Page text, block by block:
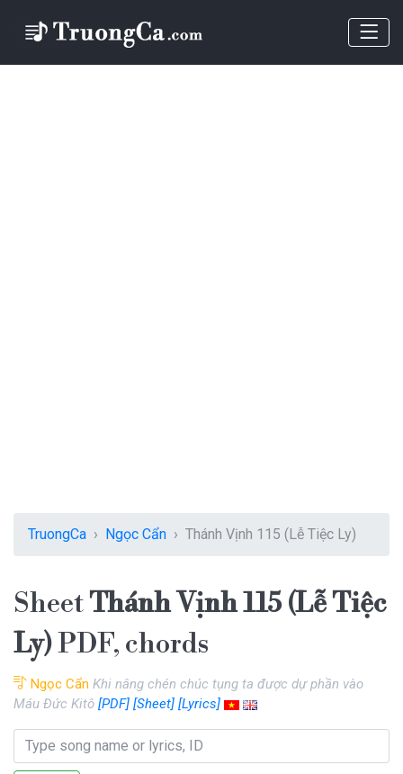
TruongCa Ngọc Cẩn Thánh Vịnh 115 (Lễ Tiệc Ly)
SheetThánh Vịnh 115 (Lễ Tiệc
Ly)PDF, chords
Ngọc Cẩn Khi nâng chén chúc tụng ta được dự phần vào
Máu Đức Kitô [PDF] [Sheet] [Lyrics]